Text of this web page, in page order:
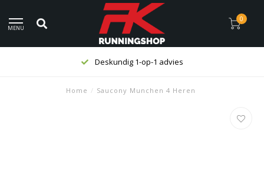
MENU
0
Deskundig 1-op-1 advies
Home / Saucony Munchen 4 Heren